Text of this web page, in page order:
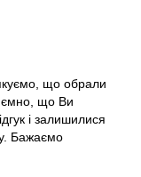
що обрали
що Ви
і залишилися
Бажаємо